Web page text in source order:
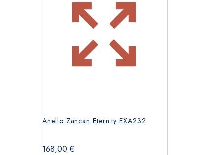
Anello Zancan Eternity EXA232
168,00€